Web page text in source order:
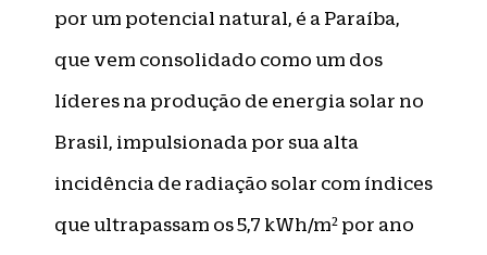
por um potencial natural, é a Paraíba,
que vem consolidado como um dos
líderes na produção de energia solar no
Brasil, impulsionada por sua alta
incidência de radiação solar com índices
que ultrapassam os 5,7 kWh/m² por ano